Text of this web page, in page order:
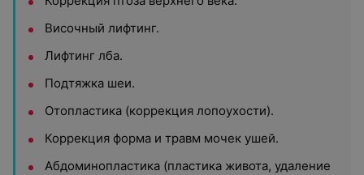
Височный лифтинг.
Лифтинг лба.
Подтяжка шеи.
Отопластика (коррекция лопоухости).
Коррекция форма и травм мочек ушей.
Абдоминопластика (пластика живота, удаление